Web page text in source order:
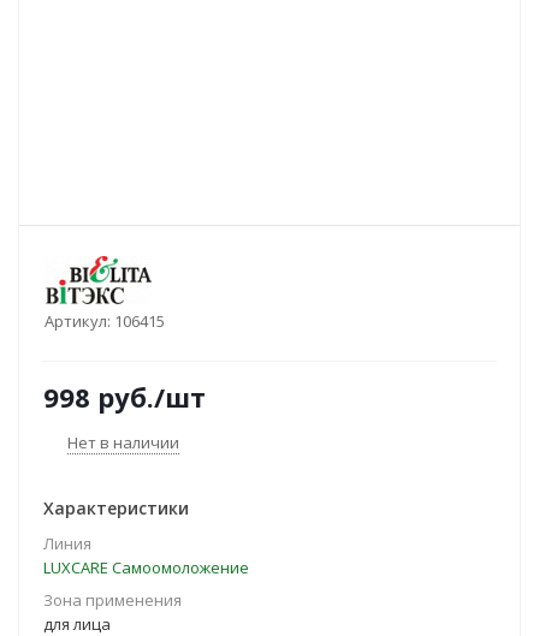
Артикул: 106415
998 руб./шт
Нет в наличии
Характеристики
Линия
LUXCARE Самоомоложение
Зона применения
для лица